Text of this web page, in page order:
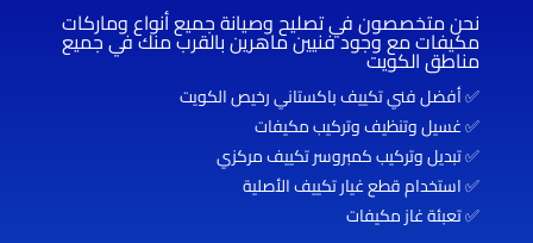
نحن متخصصون في تصليح وصيانة جميع أنواع وماركات
مكيفات مع وجود فنيين ماهرين بالقرب منك في جميع
مناطق الكويت
✅ أفضل فني تكييف باكستاني رخيص الكويت
✅ غسيل وتنظيف وتركيب مكيفات
✅ تبديل وتركيب كمبروسر تكييف مركزي
✅ استخدام قطع غيار تكييف الأصلية
✅ تعبئة غاز مكيفات